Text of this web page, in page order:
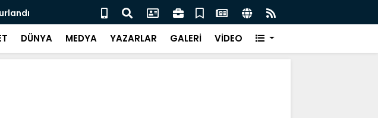
Doğubayazıt Kekiği İçin Tarihi Adım: Coğrafi İşaret ve Markalaşma
Süreci Başladı
DÜNYA MEDYA YAZARLAR GALERİ VİDEO